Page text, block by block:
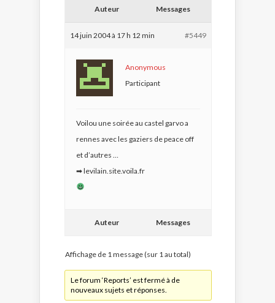
Auteur Messages
14 juin 2004 à 17 h 12 min #5449
Anonymous
Participant
Voilou une soirée au castel garvo a
rennes avec les gaziers de peace off
et d’autres …
➡levilain.site.voila.fr
Auteur Messages
Affichage de 1 message (sur 1 au total)
Le forum ‘Reports’ est fermé à de
nouveaux sujets et réponses.